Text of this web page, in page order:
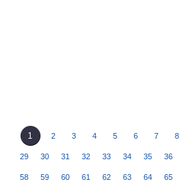
1 2 3 4 5 6 7 8
29 30 31 32 33 34 35 36
58 59 60 61 62 63 64 65